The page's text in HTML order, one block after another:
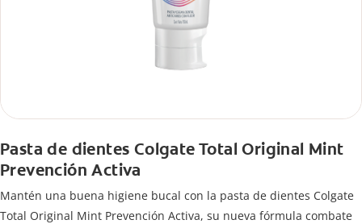
Pasta de dientes Colgate Total Original Mint
Prevención Activa
Mantén una buena higiene bucal con la pasta de dientes Colgate
Total Original Mint Prevención Activa, su nueva fórmula combate